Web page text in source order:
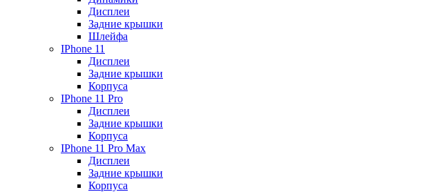
Дисплеи
Задние крышки
Шлейфа
IPhone 11
Дисплеи
Задние крышки
Корпуса
IPhone 11 Pro
Дисплеи
Задние крышки
Корпуса
IPhone 11 Pro Max
Дисплеи
Задние крышки
Корпуса